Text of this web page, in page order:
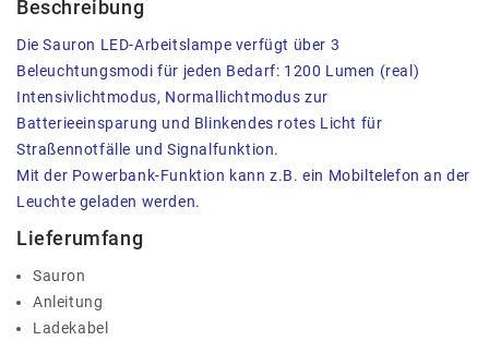
Beschreibung
Die Sauron LED-Arbeitslampe verfügt über 3
Beleuchtungsmodi für jeden Bedarf: 1200 Lumen (real)
Intensivlichtmodus, Normallichtmodus zur
Batterieeinsparung und Blinkendes rotes Licht für
Straßennotfälle und Signalfunktion.
Mit der Powerbank-Funktion kann z.B. ein Mobiltelefon an der
Leuchte geladen werden.
Lieferumfang
Sauron
Anleitung
Ladekabel